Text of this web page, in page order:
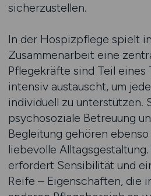
sicherzustellen.
In der Hospizpflege spielt
Zusammenarbeit eine
Pflegekräfte sind Teil eines
intensiv austauscht, um
individuell zu unterstützen.
psychosoziale Betreuung
Begleitung gehören
liebevolle
erfordert Sensibilität und
Reife – Eigenschaften, die